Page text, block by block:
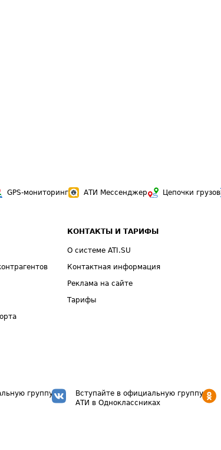
GPS-мониторинг АТИ Мессенджер Цепочки грузов
КОНТАКТЫ И ТАРИФЫ
О системе ATI.SU
Контактная информация
Реклама на сайте
Тарифы
группу
Вступайте в официальную группу
АТИ в Одноклассниках